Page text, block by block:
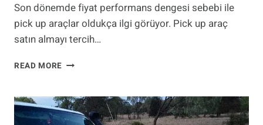
Son dönemde fiyat performans dengesi sebebi ile
pick up araçlar oldukça ilgi görüyor. Pick up araç
satın almayı tercih…
READ MORE PICK
LASTIK
SEÇIMI